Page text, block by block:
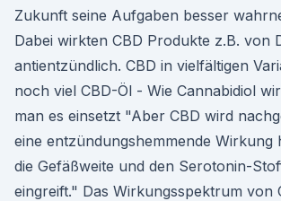
Zukunft seine Aufgaben besser
Dabei wirkten CBD Produkte z.B. von
antientzündlich. CBD in vielfältigen
noch viel CBD-Öl - Wie Cannabidiol
man es einsetzt "Aber CBD wird
eine entzündungshemmende Wirkung
die Gefäßweite und den Serotonin-
eingreift." Das Wirkungsspektrum von